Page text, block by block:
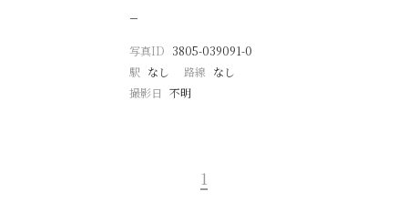
−
写真ID 3805-039091-0
駅 なし 路線 なし
撮影日
不明
1